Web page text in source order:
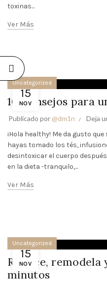
toxinas...
Ver Más
15
NOV
Uncategorized
10 Consejos para
Publicado por@dm1n
Deja
¡Hola healthy! Me da gusto
hayas tomado los tés,
desintoxicar el cuerpo
en la dieta -tranquilo,...
Ver Más
15
NOV
Uncategorized
Reduce,
minutos